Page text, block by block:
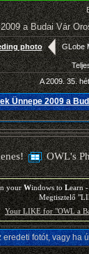
a Budai Vár
photo GLobe
A 2009. 35.
Ünnepe 2009 a